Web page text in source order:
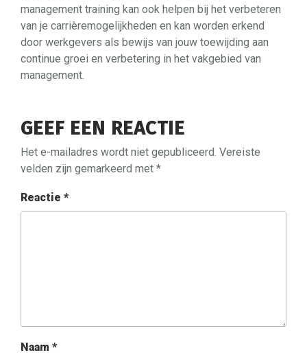
management training kan ook helpen bij het verbeteren
van je carrièremogelijkheden en kan worden erkend
door werkgevers als bewijs van jouw toewijding aan
continue groei en verbetering in het vakgebied van
management.
GEEF EEN REACTIE
Het e-mailadres wordt niet gepubliceerd. Vereiste
velden zijn gemarkeerd met *
Reactie *
Naam *